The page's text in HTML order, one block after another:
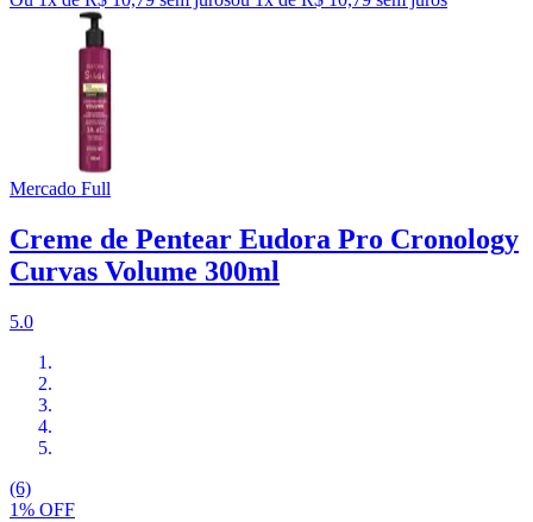
Mercado Full
Creme de Pentear Eudora Pro Cronology
Curvas Volume 300ml
5.0
(6)
1% OFF